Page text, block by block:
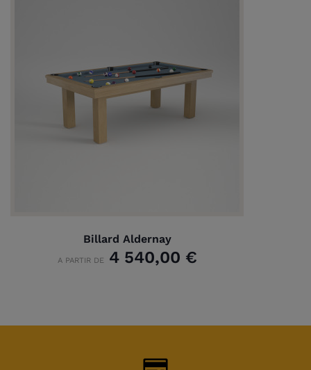
Billard Aldernay
A PARTIR DE4 540,00 €